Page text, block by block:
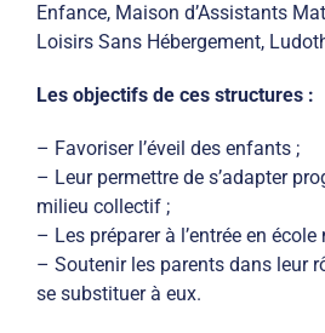
Enfance, Maison d’Assistants
Loisirs Sans Hébergement,
Les objectifs de ces structures :
– Favoriser l’éveil des enfants ;
– Leur permettre de s’adapter
milieu collectif ;
– Les préparer à l’entrée en école
– Soutenir les parents dans leur
se substituer à eux.